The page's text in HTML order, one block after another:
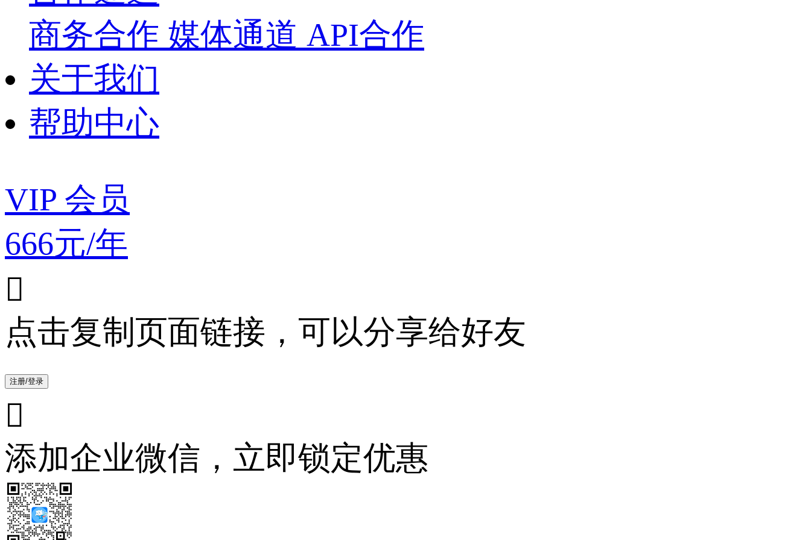
商务合作 媒体通道 API合作
关于我们
帮助中心
VIP 会员
666元/年

点击复制页面链接，可以分享给好友
注册/登录

添加企业微信，立即锁定优惠